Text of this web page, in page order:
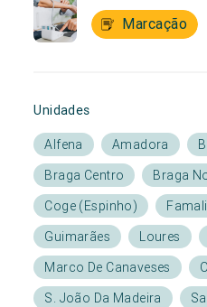
Marcação
Unidades
Alfena Amadora
Braga Centro
Braga
Coge (Espinho)
Guimarães
Loures
Marco De Canaveses
S. João Da Madeira